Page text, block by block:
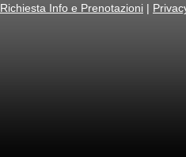
Richiesta Info e Prenotazioni |